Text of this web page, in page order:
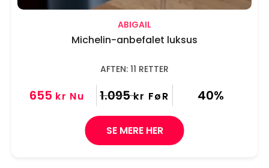
ABIGAIL
Michelin-anbefalet luksus
AFTEN: 11 RETTER
655 kr Nu 1.095 kr FøR 40%
SE MERE HER